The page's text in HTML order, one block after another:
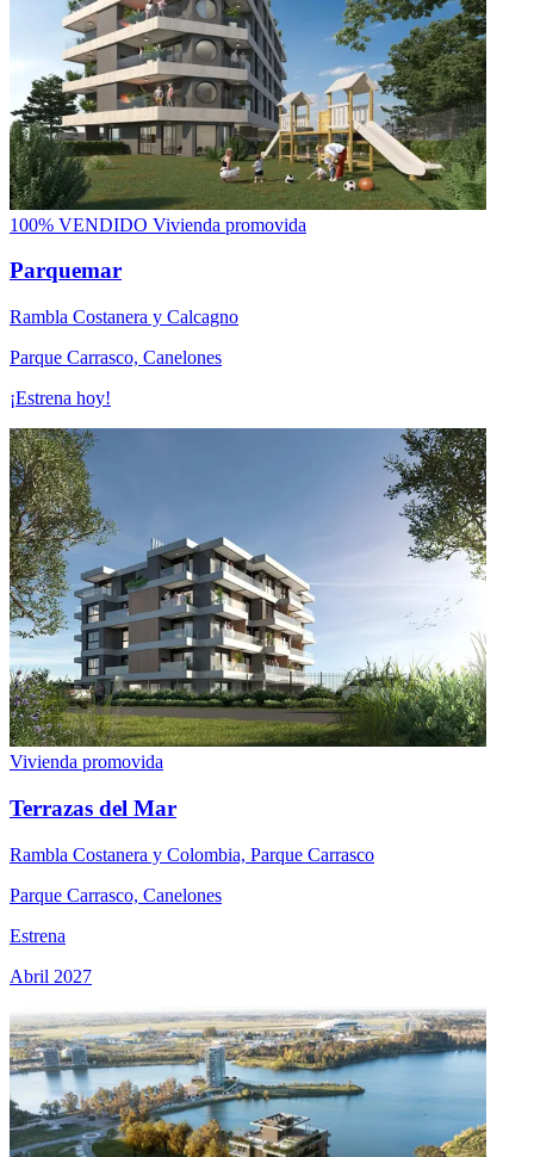
100% VENDIDO Vivienda promovida
Parquemar
Rambla Costanera y Calcagno
Parque Carrasco, Canelones
¡Estrena hoy!
Vivienda promovida
Terrazas del Mar
Rambla Costanera y Colombia, Parque Carrasco
Parque Carrasco, Canelones
Estrena
Abril 2027